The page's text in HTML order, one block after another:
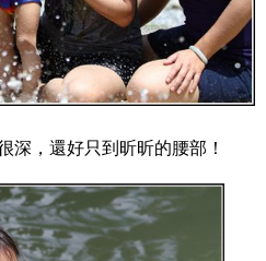
深，還好只到昕昕的腰部！